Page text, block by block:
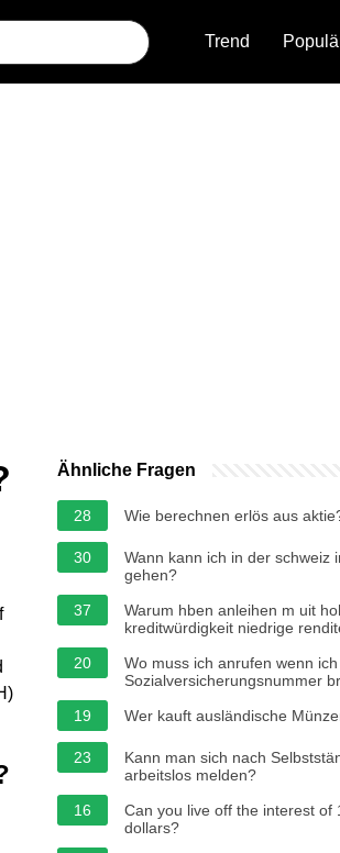
Trend
Ähnliche Fragen
28 Wie berechnen erlös aus
30
Wann kann ich in der schweiz
gehen?
37
Warum hben anleihen m uit
kreditwürdigkeit niedrige
20
Wo muss ich anrufen wenn
Sozialversicherungsnummer
19
Wer kauft ausländische
23
Kann man sich nach
arbeitslos melden?
16
Can you live off the interest of
dollars?